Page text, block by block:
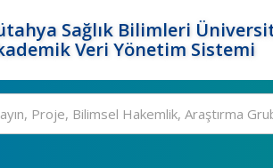
Sağlık Bilimleri
Veri Yönetim Sistemi